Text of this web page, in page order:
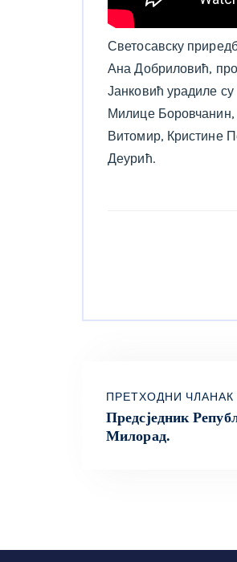
Светосавску
Ана Добриловић,
Јанковић урадиле
Милице Боровчанин,
Витомир, Кристине
Деурић.
ПРЕТХОДНИ ЧЛАНАК
Предсједник
Милорад.